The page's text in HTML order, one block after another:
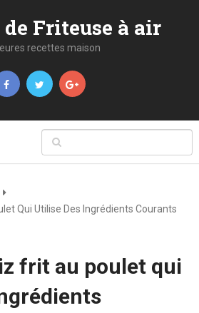
de Friteuse à air
recettes maison
Qui Utilise Des Ingrédients Courants
frit au poulet qui